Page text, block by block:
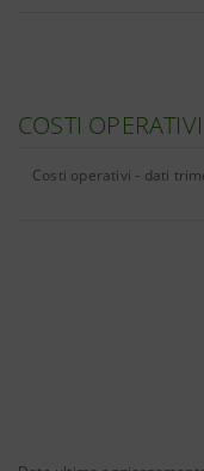
COSTI OPERATIVI
Costi operativi - dati